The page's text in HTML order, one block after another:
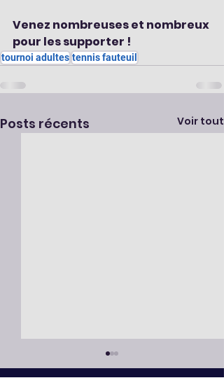
Venez nombreuses et nombreux
pour les supporter !
tournoi adultes tennis fauteuil
Posts récents Voir tout